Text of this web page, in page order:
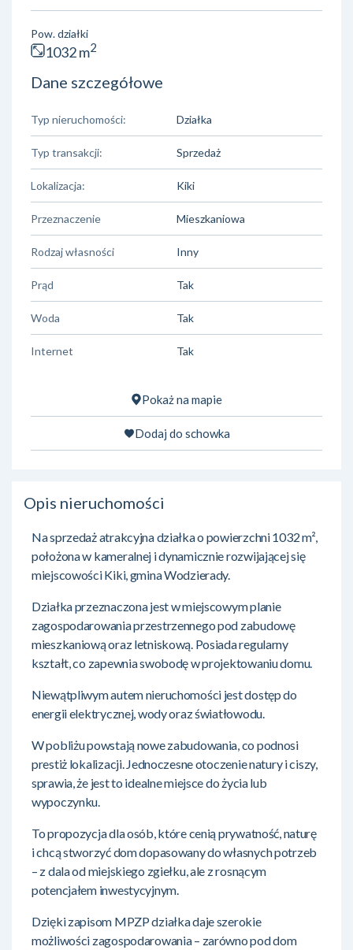
Pow. działki
1032 m2
Dane szczegółowe
Typ nieruchomości: Działka
Typ transakcji: Sprzedaż
Lokalizacja: Kiki
Przeznaczenie Mieszkaniowa
Rodzaj własności Inny
Prąd Tak
Woda Tak
Internet Tak
Pokaż na mapie
Dodaj do schowka
Opis nieruchomości
Na sprzedaż atrakcyjna działka o powierzchni 1032 m²,
położona w kameralnej i dynamicznie rozwijającej się
miejscowości Kiki, gmina Wodzierady.
Działka przeznaczona jest w miejscowym planie
zagospodarowania przestrzennego pod zabudowę
mieszkaniową oraz letniskową. Posiada regularny
kształt, co zapewnia swobodę w projektowaniu domu.
Niewątpliwym autem nieruchomości jest dostęp do
energii elektrycznej, wody oraz światłowodu.
W pobliżu powstają nowe zabudowania, co podnosi
prestiż lokalizacji. Jednoczesne otoczenie natury i ciszy,
sprawia, że jest to idealne miejsce do życia lub
wypoczynku.
To propozycja dla osób, które cenią prywatność, naturę
i chcą stworzyć dom dopasowany do własnych potrzeb
– z dala od miejskiego zgiełku, ale z rosnącym
potencjałem inwestycyjnym.
Dzięki zapisom MPZP działka daje szerokie
możliwości zagospodarowania – zarówno pod dom